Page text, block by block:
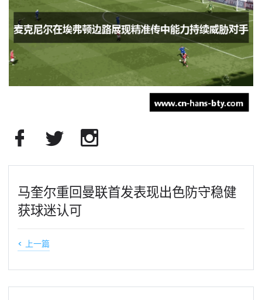
马奎尔重回曼联首发表现出色防守稳健
获球迷认可
< 上一篇